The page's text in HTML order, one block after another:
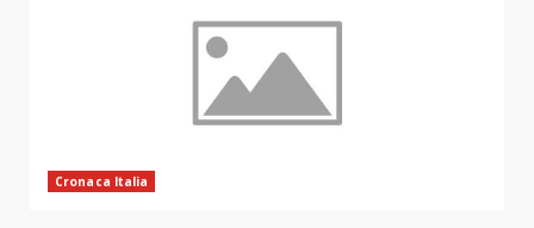
Cronaca Italia